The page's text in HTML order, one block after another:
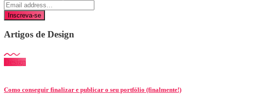
Inscreva-se
Artigos de Design
Design
Como conseguir finalizar e publicar o seu portfólio (finalmente!)